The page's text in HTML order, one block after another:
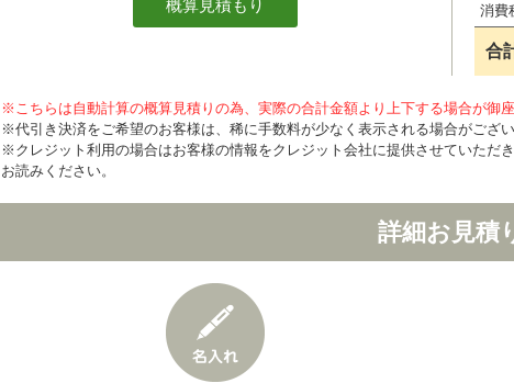
消費
合
※こちらは自動計算の概算見積りの為、実際の合計金額より上下する場合が御
※代引き決済をご希望のお客様は、稀に手数料が少なく表示される場合がござ
※クレジット利用の場合はお客様の情報をクレジット会社に提供させていただ
お読みください。
詳細お見積